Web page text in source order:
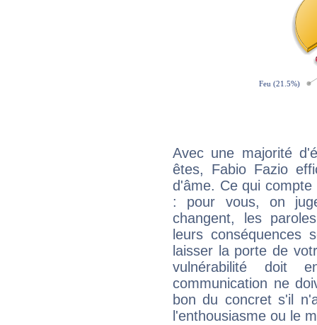
Avec une majorité
êtes, Fabio Fazio
d'âme. Ce qui
: pour vous, on
changent, les
leurs conséquences
laisser la porte de
vulnérabilité doit
communication ne
bon du concret s'il
l'enthousiasme ou le